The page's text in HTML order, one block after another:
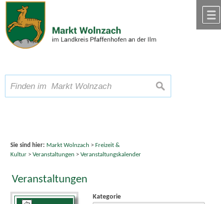
Zum Inhalt,zur Navigation
Schriftgröße A A A suchen
Sie sind hier: Markt Wolnzach > Freizeit &
Kultur> Veranstaltungen > Veranstaltungskalender
Veranstaltungen
Kategorie